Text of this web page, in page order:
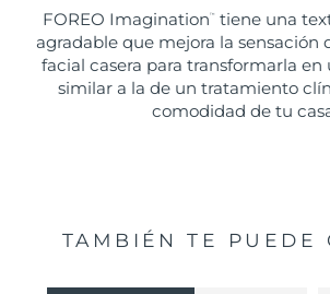
FOREO Imagination ™
tiene una
agradable que mejora la sensación
facial casera para transformarla en
similar a la de un tratamiento
comodidad de tu
TAMBIÉN TE PUEDE